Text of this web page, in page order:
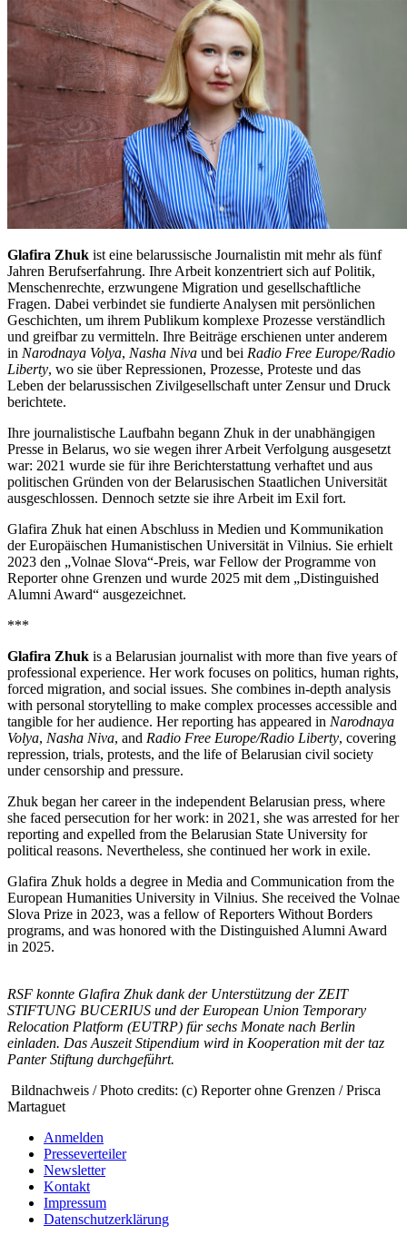
Glafira Zhuk ist eine belarussische Journalistin mit mehr als fünf
Jahren Berufserfahrung. Ihre Arbeit konzentriert sich auf Politik,
Menschenrechte, erzwungene Migration und gesellschaftliche
Fragen. Dabei verbindet sie fundierte Analysen mit persönlichen
Geschichten, um ihrem Publikum komplexe Prozesse verständlich
und greifbar zu vermitteln. Ihre Beiträge erschienen unter anderem
in Narodnaya Volya, Nasha Niva und bei Radio Free Europe/Radio
Liberty, wo sie über Repressionen, Prozesse, Proteste und das
Leben der belarussischen Zivilgesellschaft unter Zensur und Druck
berichtete.
Ihre journalistische Laufbahn begann Zhuk in der unabhängigen
Presse in Belarus, wo sie wegen ihrer Arbeit Verfolgung ausgesetzt
war: 2021 wurde sie für ihre Berichterstattung verhaftet und aus
politischen Gründen von der Belarusischen Staatlichen Universität
ausgeschlossen. Dennoch setzte sie ihre Arbeit im Exil fort.
Glafira Zhuk hat einen Abschluss in Medien und Kommunikation
der Europäischen Humanistischen Universität in Vilnius. Sie erhielt
2023 den „Volnae Slova“-Preis, war Fellow der Programme von
Reporter ohne Grenzen und wurde 2025 mit dem „Distinguished
Alumni Award“ ausgezeichnet.
***
Glafira Zhuk is a Belarusian journalist with more than five years of
professional experience. Her work focuses on politics, human rights,
forced migration, and social issues. She combines in-depth analysis
with personal storytelling to make complex processes accessible and
tangible for her audience. Her reporting has appeared in Narodnaya
Volya, Nasha Niva, and Radio Free Europe/Radio Liberty, covering
repression, trials, protests, and the life of Belarusian civil society
under censorship and pressure.
Zhuk began her career in the independent Belarusian press, where
she faced persecution for her work: in 2021, she was arrested for her
reporting and expelled from the Belarusian State University for
political reasons. Nevertheless, she continued her work in exile.
Glafira Zhuk holds a degree in Media and Communication from the
European Humanities University in Vilnius. She received the Volnae
Slova Prize in 2023, was a fellow of Reporters Without Borders
programs, and was honored with the Distinguished Alumni Award
in 2025.
RSF konnte Glafira Zhuk dank der Unterstützung der ZEIT
STIFTUNG BUCERIUS und der European Union Temporary
Relocation Platform (EUTRP) für sechs Monate nach Berlin
einladen. Das Auszeit Stipendium wird in Kooperation mit der taz
Panter Stiftung durchgeführt.
Bildnachweis / Photo credits: (c) Reporter ohne Grenzen / Prisca
Martaguet
Anmelden
Presseverteiler
Newsletter
Kontakt
Impressum
Datenschutzerklärung